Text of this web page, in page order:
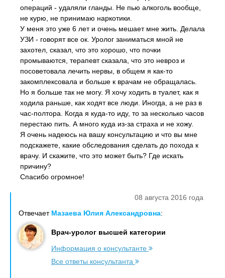
операций - удаляли гланды. Не пью алкоголь вообще,
не курю, не принимаю наркотики.
У меня это уже 6 лет и очень мешает мне жить. Делала
УЗИ - говорят все ок. Уролог заниматься мной не
захотел, сказал, что это хорошо, что почки
промываются, терапевт сказала, что это невроз и
посоветовала лечить нервы, в общем я как-то
закомплексовала и больше к врачам не обращалась.
Но я больше так не могу. Я хочу ходить в туалет, как я
ходила раньше, как ходят все люди. Иногда, а не раз в
час-полтора. Когда я куда-то иду, то за несколько часов
перестаю пить. А много куда из-за страха и не хожу.
Я очень надеюсь на вашу консультацию и что вы мне
подскажете, какие обследования сделать до похода к
врачу. И скажите, что это может быть? Где искать
причину?
Спасибо огромное!
08 августа 2016 года
Отвечает Мазаева Юлия Александровна:
Врач-уролог высшей категории
Информация о консультанте
Все ответы консультанта